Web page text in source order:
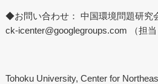
◆お問い合わせ： 中国環境問題研究
ck-icenter@googlegroups.com （担
Tohoku University, Center for